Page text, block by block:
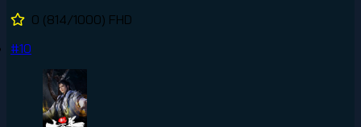
0 (814/1000) FHD
#10